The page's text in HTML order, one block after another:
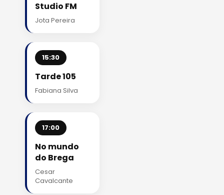
Studio FM
Jota Pereira
15:30
Tarde 105
Fabiana Silva
17:00
No mundo
do Brega
Cesar
Cavalcante